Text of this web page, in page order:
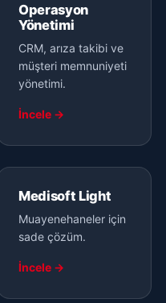
Operasyon
Yönetimi
CRM, arıza takibi ve
müşteri memnuniyeti
yönetimi.
İncele →
Medisoft Light
Muayenehaneler için
sade çözüm.
İncele →